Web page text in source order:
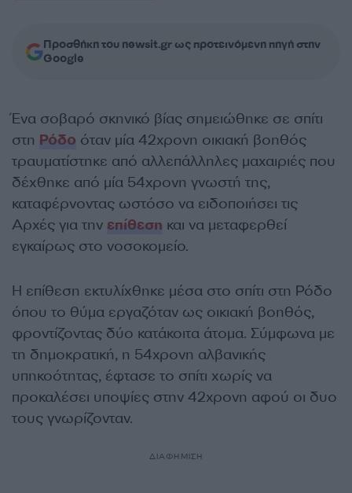
Προσθήκη του newsit.gr ως προτεινόμενη πηγή στην
Google
Ένα σοβαρό σκηνικό βίας σημειώθηκε σε σπίτι
στη Ρόδο όταν μία 42χρονη οικιακή βοηθός
τραυματίστηκε από αλλεπάλληλες μαχαιριές που
δέχθηκε από μία 54χρονη γνωστή της,
καταφέρνοντας ωστόσο να ειδοποιήσει τις
Αρχές για την επίθεση και να μεταφερθεί
εγκαίρως στο νοσοκομείο.
Η επίθεση εκτυλίχθηκε μέσα στο σπίτι στη Ρόδο
όπου το θύμα εργαζόταν ως οικιακή βοηθός,
φροντίζοντας δύο κατάκοιτα άτομα. Σύμφωνα με
τη δημοκρατική, η 54χρονη αλβανικής
υπηκοότητας, έφτασε το σπίτι χωρίς να
προκαλέσει υποψίες στην 42χρονη αφού οι δυο
τους γνωρίζονταν.
ΔΙΑΦΗΜΙΣΗ